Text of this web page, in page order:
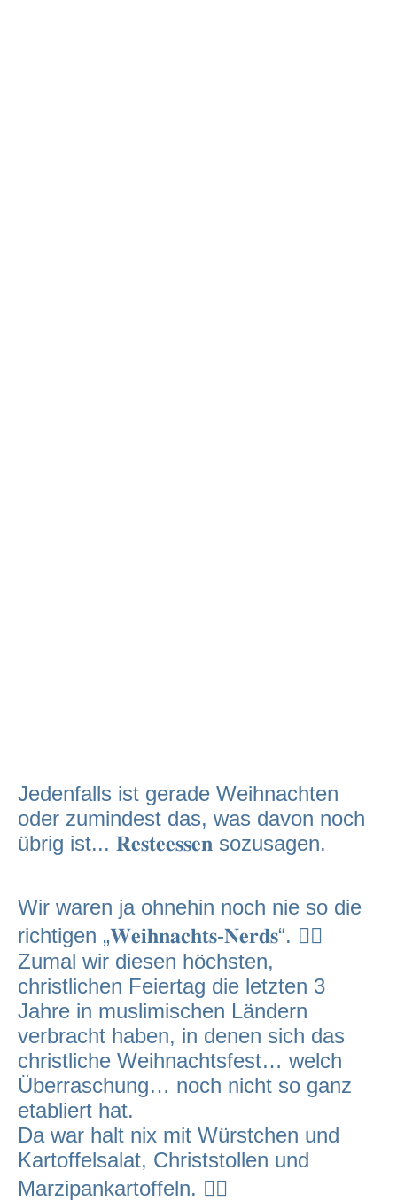
Jedenfalls ist gerade Weihnachten
oder zumindest das, was davon noch
übrig ist... 𝐑𝐞𝐬𝐭𝐞𝐞𝐬𝐬𝐞𝐧 sozusagen.
Wir waren ja ohnehin noch nie so die
richtigen „𝐖𝐞𝐢𝐡𝐧𝐚𝐜𝐡𝐭𝐬-𝐍𝐞𝐫𝐝𝐬“. 🤷‍♂️
Zumal wir diesen höchsten,
christlichen Feiertag die letzten 3
Jahre in muslimischen Ländern
verbracht haben, in denen sich das
christliche Weihnachtsfest… welch
Überraschung… noch nicht so ganz
etabliert hat.
Da war halt nix mit Würstchen und
Kartoffelsalat, Christstollen und
Marzipankartoffeln. 🤷‍♂️